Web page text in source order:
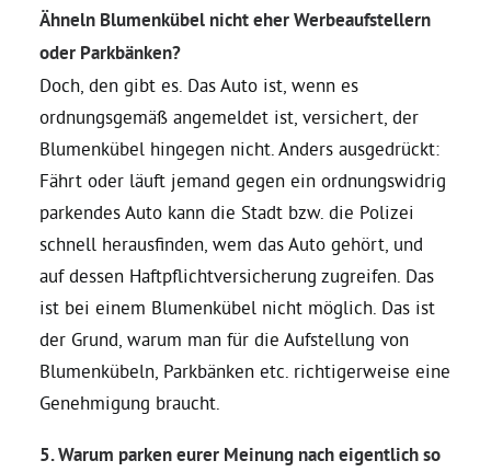
Ähneln Blumenkübel nicht eher Werbeaufstellern
oder Parkbänken?
Doch, den gibt es. Das Auto ist, wenn es
ordnungsgemäß angemeldet ist, versichert, der
Blumenkübel hingegen nicht. Anders ausgedrückt:
Fährt oder läuft jemand gegen ein ordnungswidrig
parkendes Auto kann die Stadt bzw. die Polizei
schnell herausfinden, wem das Auto gehört, und
auf dessen Haftpflichtversicherung zugreifen. Das
ist bei einem Blumenkübel nicht möglich. Das ist
der Grund, warum man für die Aufstellung von
Blumenkübeln, Parkbänken etc. richtigerweise eine
Genehmigung braucht.
5. Warum parken eurer Meinung nach eigentlich so